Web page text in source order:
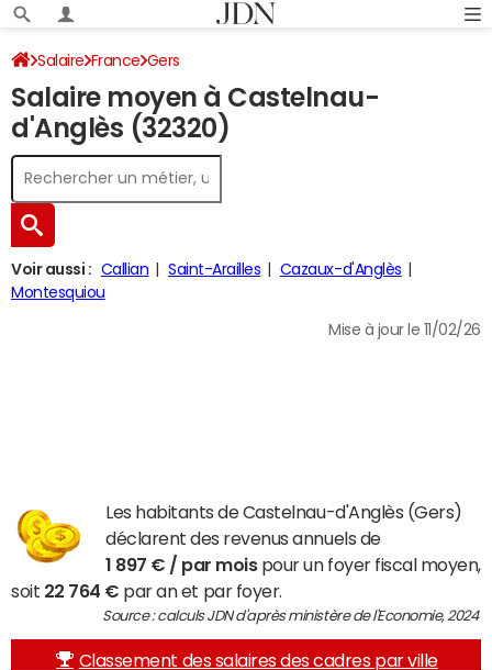
Salaire France Gers
Salaire moyen à Castelnau-
d'Anglès (32320)
Voir aussi : Callian Saint-Arailles
Cazaux-d'Anglès
Montesquiou
Mise à jour le 11/02/26
Les habitants de Castelnau-d'Anglès (Gers)
déclarent des revenus annuels de
1 897 € / par moispour un foyer fiscal moyen,
soit 22 764 € par an et par foyer.
Source : calculs JDN d'après ministère de l'Economie, 2024
Classement des salaires des cadres par ville